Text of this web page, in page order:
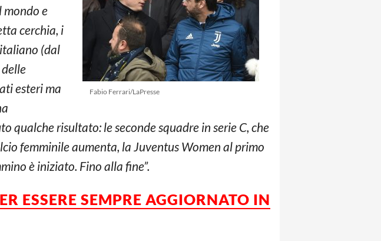
Fabio Ferrari/LaPresse
mondo e
cerchia, i
(dal
esteri ma
qualche risultato: le seconde squadre in serie C, che
femminile aumenta, la Juventus Women al primo
è iniziato. Fino alla fine”.
ESSERE SEMPRE AGGIORNATO IN